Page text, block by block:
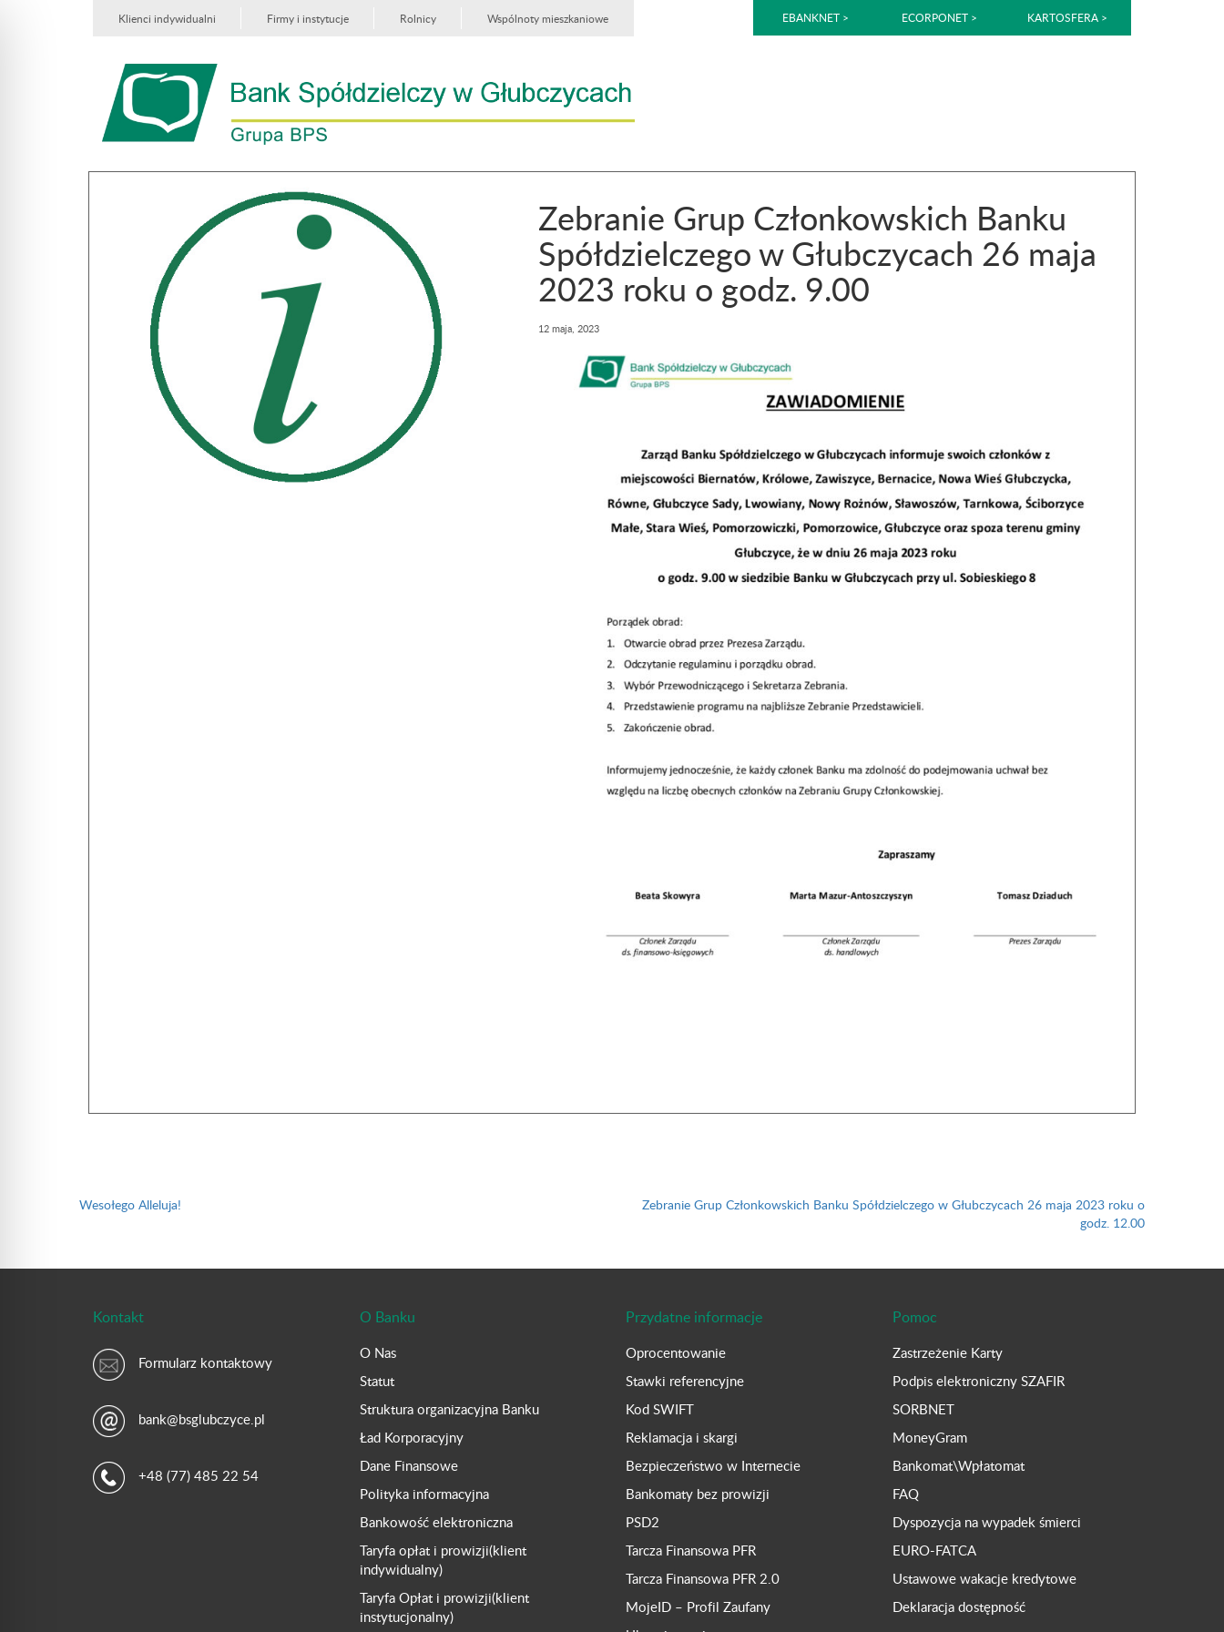
Klienci indywidualni Firmy i instytucje Rolnicy Wspólnoty mieszkaniowe KARTOSFERA >
ECORPONET >
EBANKNET >
Zebranie Grup Członkowskich Banku
Spółdzielczego w Głubczycach 26 maja
2023 roku o godz. 9.00
12 maja, 2023
wpisu
Wesołego Alleluja!
Zebranie Grup Członkowskich Banku Spółdzielczego w Głubczycach 26 maja 2023 roku o
godz. 12.00
Kontakt
Formularz kontaktowy
bank@bsglubczyce.pl
+48 (77) 485 22 54
O Banku
O Nas
Statut
Struktura organizacyjna Banku
Ład Korporacyjny
Dane Finansowe
Polityka informacyjna
Bankowość elektroniczna
Taryfa opłat i prowizji(klient
indywidualny)
Taryfa Opłat i prowizji(klient
instytucjonalny)
Przydatne informacje
Oprocentowanie
Stawki referencyjne
Kod SWIFT
Reklamacja i skargi
Bezpieczeństwo w Internecie
Bankomaty bez prowizji
PSD2
Tarcza Finansowa PFR
Tarcza Finansowa PFR 2.0
MojeID – Profil Zaufany
Pomoc
Zastrzeżenie Karty
Podpis elektroniczny SZAFIR
SORBNET
MoneyGram
Bankomat\Wpłatomat
FAQ
Dyspozycja na wypadek śmierci
EURO-FATCA
Ustawowe wakacje kredytowe
Deklaracja dostępność